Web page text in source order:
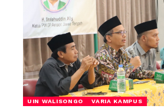
UIN WALISONGO VARIA KAMPUS